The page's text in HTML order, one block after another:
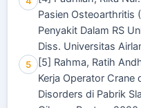
Pasien Osteoarthritis
Penyakit Dalam RS
Diss. Universitas
5
[5] Rahma, Ratih
Kerja Operator Crane
Disorders di Pabrik